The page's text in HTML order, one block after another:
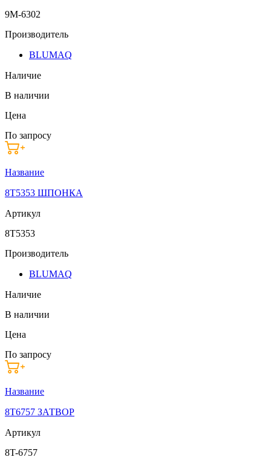
9M-6302
Производитель
BLUMAQ
Наличие
В наличии
Цена
По запросу
Название
8T5353 ШПОНКА
Артикул
8T5353
Производитель
BLUMAQ
Наличие
В наличии
Цена
По запросу
Название
8T6757 ЗАТВОР
Артикул
8T-6757